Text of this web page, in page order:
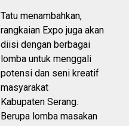
Tatu menambahkan,
rangkaian Expo juga akan
diisi dengan berbagai
lomba untuk menggali
potensi dan seni kreatif
masyarakat
Kabupaten Serang.
Berupa lomba masakan